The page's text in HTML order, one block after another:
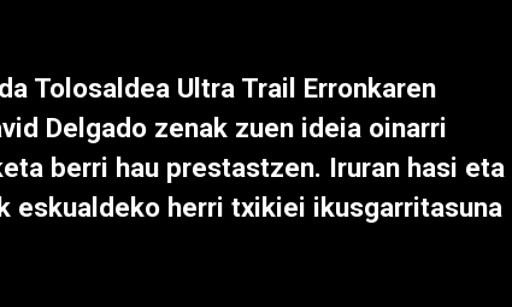
Tolosaldea Ultra Trail Erronkaren
Delgado zenak zuen ideia oinarri
berri hau prestastzen. Iruran hasi eta
eskualdeko herri txikiei ikusgarritasuna